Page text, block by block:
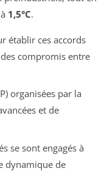
1,5°C.
établir ces accords
compromis entre
organisées par la
et de
se sont engagés à
dynamique de